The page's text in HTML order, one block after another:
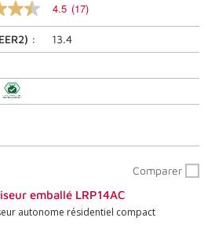
4.5 (17)
) :
13.4
Comparer
emballé LRP14AC
autonome résidentiel compact